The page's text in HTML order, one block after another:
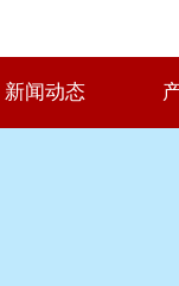
新闻动态